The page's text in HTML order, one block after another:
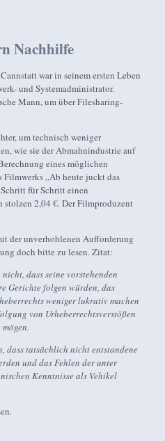
Nachhilfe
war in seinem ersten Leben
und Systemadministrator.
Mann, um über Filesharing-
um technisch weniger
wie sie der Abmahnindustrie auf
eines möglichen
Filmwerks „Ab heute juckt das
für Schritt einen
stolzen 2,04 €. Der Filmproduzent
der unverhohlenen Aufforderung
doch bitte zu lesen. Zitat:
dass seine vorstehenden
Gerichte folgen würden, das
weniger lukrativ machen
von Urheberrechtsverstößen
dass tatsächlich nicht entstandene
und das Fehlen der unter
Kenntnisse als Vehikel